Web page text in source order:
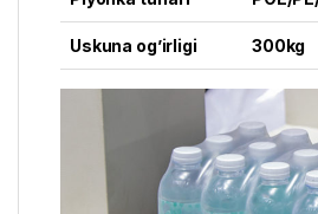
Uskuna og’irligi 300kg